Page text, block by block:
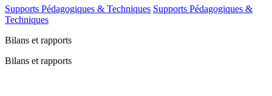
Supports Pédagogiques & Techniques Supports Pédagogiques &
Techniques
Bilans et rapports
Bilans et rapports